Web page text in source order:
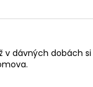
v dávných